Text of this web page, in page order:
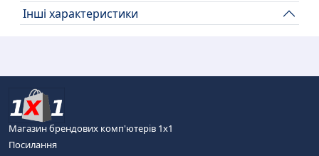
Інші характеристики
Магазин брендових комп'ютерів 1х1
Посилання